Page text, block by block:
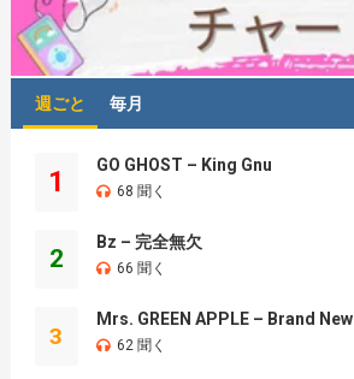
週ごと 毎月
1
GO GHOST – King Gnu
68 聞く
2
Bz – 完全無欠
66 聞く
3
Mrs. GREEN APPLE – Brand New
62 聞く